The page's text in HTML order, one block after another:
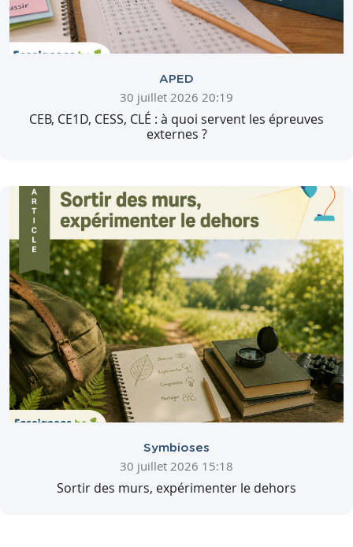
APED
30 juillet 2026 20:19
CEB, CE1D, CESS, CLÉ : à quoi servent les épreuves
externes ?
Symbioses
30 juillet 2026 15:18
Sortir des murs, expérimenter le dehors